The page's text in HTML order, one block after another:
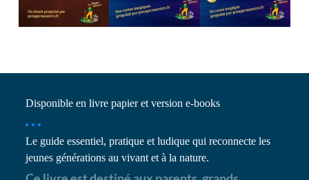
Disponible en livre papier et version e-books
Le guide essentiel, pratique et ludique qui reconnecte les
jeunes générations au vivant et à la nature.